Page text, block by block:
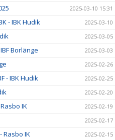
2025-03-10 15:31
- IBK Hudik 2025-03-10
2025-03-05
Borlänge 2025-03-03
2025-02-26
- IBK Hudik 2025-02-25
2025-02-20
IK 2025-02-19
2025-02-17
Rasbo IK 2025-02-15